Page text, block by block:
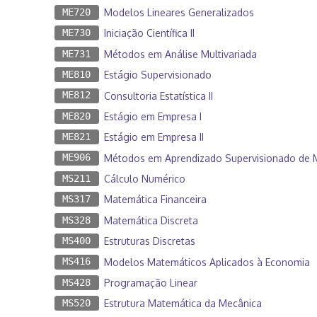
ME720 Modelos Lineares Generalizados
ME730 Iniciação Científica II
ME731 Métodos em Análise Multivariada
ME810 Estágio Supervisionado
ME812 Consultoria Estatística II
ME820 Estágio em Empresa I
ME821 Estágio em Empresa II
ME906 Métodos em Aprendizado Supervisionado de
MS211 Cálculo Numérico
MS317 Matemática Financeira
MS328 Matemática Discreta
MS400 Estruturas Discretas
MS416 Modelos Matemáticos Aplicados à Economia
MS428 Programação Linear
MS520 Estrutura Matemática da Mecânica